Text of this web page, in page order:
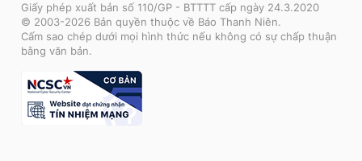
Giấy phép xuất bản số 110/GP - BTTTT cấp ngày 24.3.2020
© 2003-2026 Bản quyền thuộc về Báo Thanh Niên.
Cấm sao chép dưới mọi hình thức nếu không có sự chấp thuận
bằng văn bản.